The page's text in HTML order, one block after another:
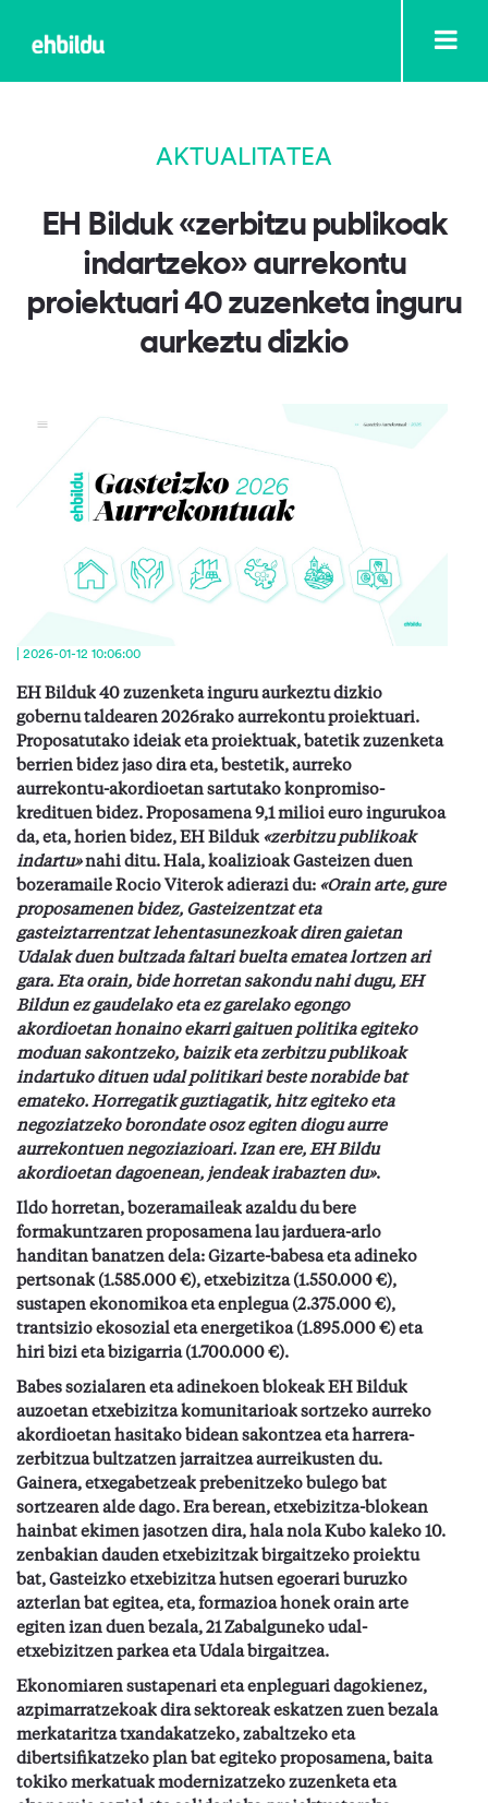
AKTUALITATEA
EH Bilduk «zerbitzu publikoak
indartzeko» aurrekontu
proiektuari 40 zuzenketa inguru
aurkeztu dizkio
| 2026-01-12 10:06:00
EH Bilduk 40 zuzenketa inguru aurkeztu dizkio
gobernu taldearen 2026rako aurrekontu proiektuari.
Proposatutako ideiak eta proiektuak, batetik zuzenketa
berrien bidez jaso dira eta, bestetik, aurreko
aurrekontu-akordioetan sartutako konpromiso-
kredituen bidez. Proposamena 9,1 milioi euro ingurukoa
da, eta, horien bidez, EH Bilduk «zerbitzu publikoak
indartu»nahi ditu. Hala, koalizioak Gasteizen duen
bozeramaile Rocio Viterok adierazi du: «Orain arte, gure
proposamenen bidez, Gasteizentzat eta
gasteiztarrentzat lehentasunezkoak diren gaietan
Udalak duenbultzada faltari buelta ematea lortzen ari
gara. Eta orain, bide horretan sakondu nahi dugu, EH
Bildun ez gaudelako eta ez garelako egongo
akordioetan honaino ekarri gaituen politika egiteko
moduan sakontzeko, baizik eta zerbitzu publikoak
indartuko dituen udal politikari beste norabide bat
emateko. Horregatik guztiagatik, hitz egiteko eta
negoziatzeko borondate osoz egiten diogu aurre
aurrekontuen negoziazioari. Izan ere, EH Bildu
akordioetan dagoenean, jendeak irabazten du».
Ildo horretan, bozeramaileak azaldu du bere
formakuntzaren proposamena lau jarduera-arlo
handitan banatzen dela: Gizarte-babesa eta adineko
pertsonak (1.585.000 €), etxebizitza (1.550.000 €),
sustapen ekonomikoa eta enplegua (2.375.000 €),
trantsizio ekosozial eta energetikoa (1.895.000 €) eta
hiri bizi eta bizigarria(1.700.000 €).
Babes sozialaren eta adinekoen blokeak EH Bilduk
auzoetan etxebizitza komunitarioak sortzeko aurreko
akordioetan hasitako bidean sakontzea eta harrera-
zerbitzua bultzatzen jarraitzea aurreikusten du.
Gainera, etxegabetzeak prebenitzeko bulego bat
sortzearen alde dago. Era berean, etxebizitza-blokean
hainbat ekimen jasotzen dira, hala nola Kubo kaleko 10.
zenbakian dauden etxebizitzak birgaitzeko proiektu
bat, Gasteizko etxebizitza hutsen egoerari buruzko
azterlan bat egitea, eta, formazioa honek orain arte
egiten izan duen bezala, 21Zabalguneko udal-
etxebizitzen parkea eta Udala birgaitzea.
Ekonomiaren sustapenari eta enpleguari dagokienez,
azpimarratzekoak dirasektoreak eskatzen zuen bezala
merkataritza txandakatzeko, zabaltzeko eta
dibertsifikatzeko plan bat egiteko proposamena, baita
tokiko merkatuak modernizatzeko zuzenketa eta